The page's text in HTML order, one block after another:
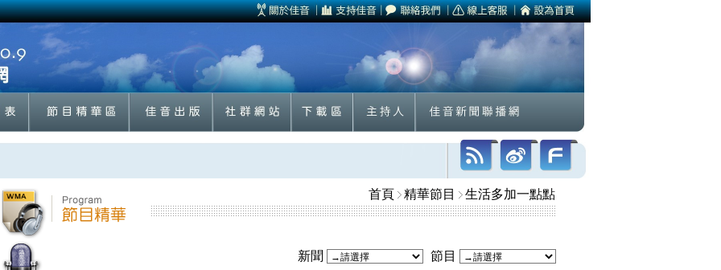
首頁 精華節目 生活多加一點點
新聞 節目